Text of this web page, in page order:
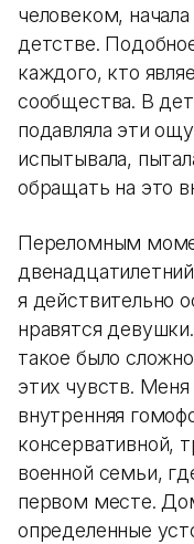
человеком,
детстве.
каждого, кто
сообщества. В
подавляла эти
испытывала,
обращать на это
Переломным
я действительно
нравятся
такое было
этих чувств.
внутренняя
консервативной,
военной семьи,
первом месте.
определенные